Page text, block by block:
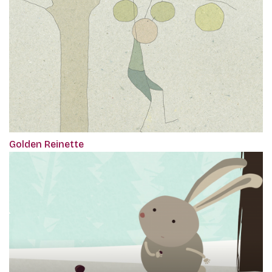
Golden Reinette